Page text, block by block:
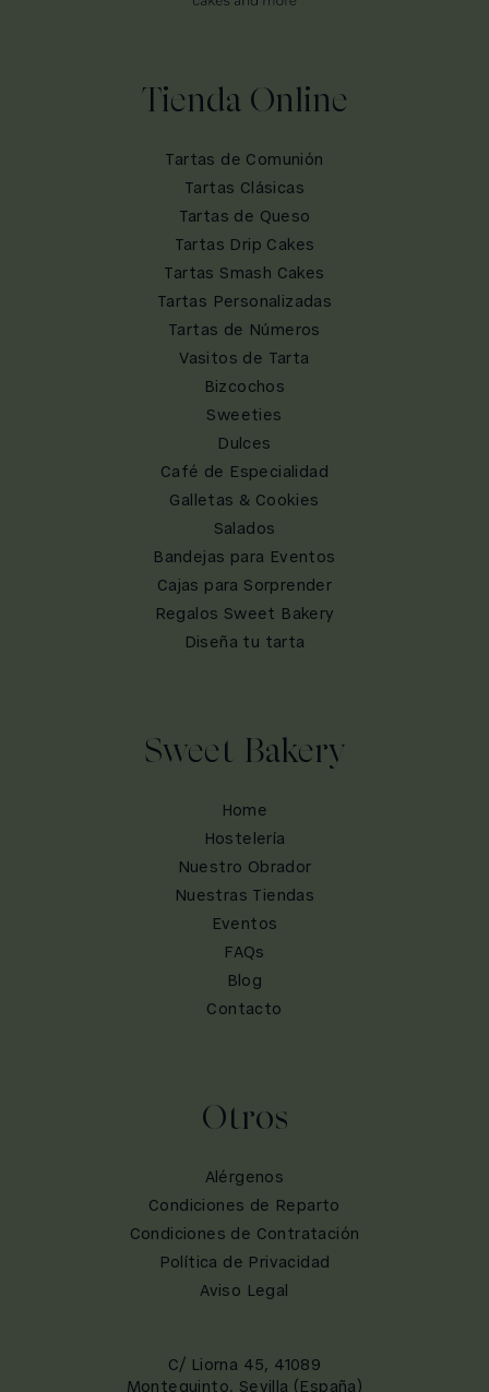
Tienda Online
Tartas de Comunión
Tartas Clásicas
Tartas de Queso
Tartas Drip Cakes
Tartas Smash Cakes
Tartas Personalizadas
Tartas de Números
Vasitos de Tarta
Bizcochos
Sweeties
Dulces
Café de Especialidad
Galletas & Cookies
Salados
Bandejas para Eventos
Cajas para Sorprender
Regalos Sweet Bakery
Diseña tu tarta
Sweet Bakery
Home
Hostelería
Nuestro Obrador
Nuestras Tiendas
Eventos
FAQs
Blog
Contacto
Otros
Alérgenos
Condiciones de Reparto
Condiciones de Contratación
Política de Privacidad
Aviso Legal
C/ Liorna 45, 41089